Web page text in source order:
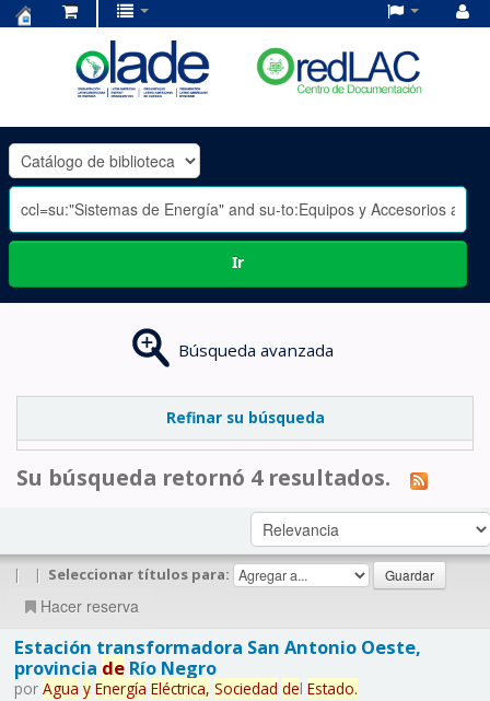
OLADE
-
Ir
Búsqueda avanzada
Refinar su búsqueda
Su búsqueda retornó 4 resultados.
| | Seleccionar títulos para:
Hacer reserva
Estación transformadora San Antonio Oeste,
provincia deRío Negro
por Agua y Energía Eléctrica, Sociedad del Estado.